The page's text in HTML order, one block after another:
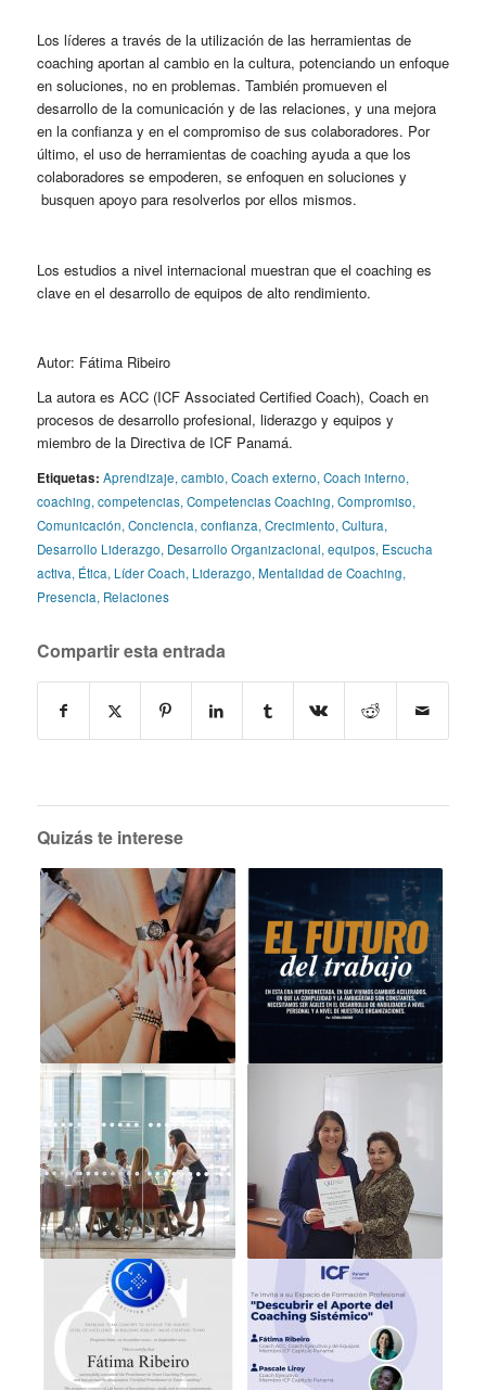
Los líderes a través de la utilización de las herramientas de
coaching aportan al cambio en la cultura, potenciando un enfoque
en soluciones, no en problemas. También promueven el
desarrollo de la comunicación y de las relaciones, y una mejora
en la confianza y en el compromiso de sus colaboradores. Por
último, el uso de herramientas de coaching ayuda a que los
colaboradores se empoderen, se enfoquen en soluciones y
busquen apoyo para resolverlos por ellos mismos.
Los estudios a nivel internacional muestran que el coaching es
clave en el desarrollo de equipos de alto rendimiento.
Autor: Fátima Ribeiro
La autora es ACC (ICF Associated Certified Coach), Coach en
procesos de desarrollo profesional, liderazgo y equipos y
miembro de la Directiva de ICF Panamá.
Etiquetas: Aprendizaje, cambio, Coach externo, Coach interno,
coaching, competencias, Competencias Coaching, Compromiso,
Comunicación, Conciencia, confianza, Crecimiento, Cultura,
Desarrollo Liderazgo, Desarrollo Organizacional, equipos, Escucha
activa, Ética, Líder Coach, Liderazgo, Mentalidad de Coaching,
Presencia, Relaciones
Compartir esta entrada
Quizás te interese